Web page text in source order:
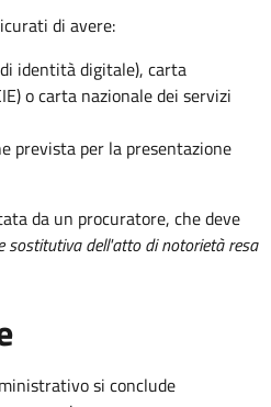
di avere:
identità digitale), carta
o carta nazionale dei servizi
prevista per la presentazione
da un procuratore, che deve
sostitutiva dell'atto di notorietà resa
si conclude